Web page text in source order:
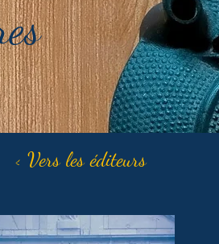
< Vers les éditeurs